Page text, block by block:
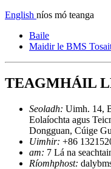
English níos mó teanga
Baile
Maidir le BMS
TEAGMHÁIL
Seoladh: Uimh. 14,
Eolaíochta agus
Dongguan, Cúige
Uimhir: +86
am: 7 Lá na
Ríomhphost: